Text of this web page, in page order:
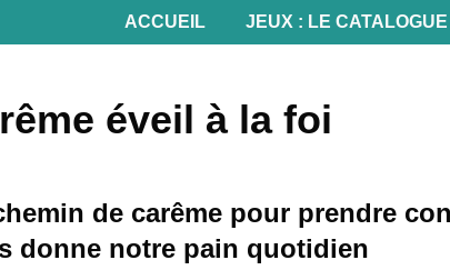
ACCUEIL JEUX : LE CATALOGUE
éveil à la foi
de carême pour prendre
donne notre pain quotidien